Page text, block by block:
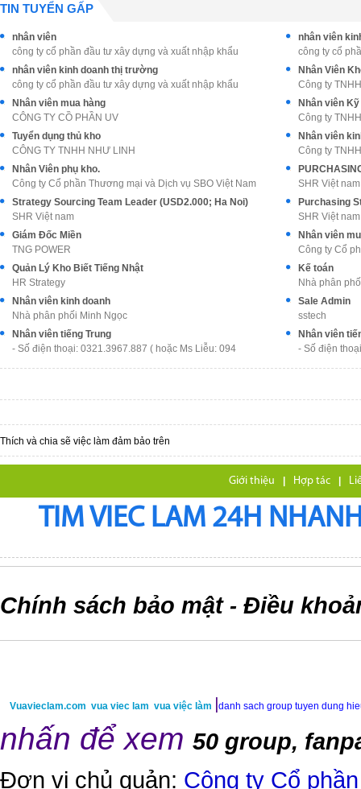
TIN TUYỂN GẤP
nhân viên
công ty cổ phần đầu tư xây dựng và xuất nhập khẩu
nhân viên
công ty cổ
nhân viên kinh doanh thị trường
công ty cổ phần đầu tư xây dựng và xuất nhập khẩu
Nhân Viên
Công ty
Nhân viên mua hàng
CÔNG TY CỒ PHẦN UV
Nhân viên
Công ty
Tuyển dụng thủ kho
CÔNG TY TNHH NHƯ LINH
Nhân viên
Công ty
Nhân Viên phụ kho.
Công ty Cổ phần Thương mại và Dịch vụ SBO Việt Nam
SHR Việt nam
Strategy Sourcing Team Leader (USD2.000; Ha Noi)
SHR Việt nam
Purchasing
SHR Việt nam
Giám Đốc Miền
TNG POWER
Nhân viên
Công ty Cổ
Quản Lý Kho Biết Tiếng Nhật
HR Strategy
Kế toán
Nhà phân
Nhân viên kinh doanh
Nhà phân phối Minh Ngọc
Sale Admin
sstech
Nhân viên tiếng Trung
- Số điện thoại: 0321.3967.887 ( hoặc Ms Liễu: 094
Nhân viên
- Số điện
Thích và chia sẽ việc làm đảm bảo trên
Giới thiệu | Hợp tác |
TIM VIEC LAM 24H
Chính sách bảo mật - Điều
Vuavieclam.com vua viec lam vua việc làm |danh sach group tuyen dung
nhấn để xem 50 group,
Đơn vị chủ quản: Công ty Cổ